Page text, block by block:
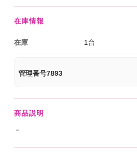
在庫情報
在庫 1台
管理番号7893
商品説明
－